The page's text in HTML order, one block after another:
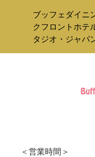
ブッフェダイニ
クフロントホテ
タジオ・ジャパ
＜営業時間＞